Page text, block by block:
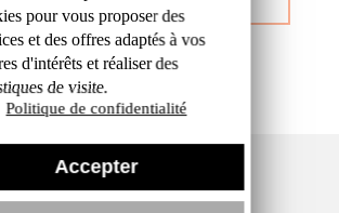
pour vous proposer des
et des offresadaptés à vos
d'intérêts et réaliserdes
de visite.
Politique de confidentialité
Accepter